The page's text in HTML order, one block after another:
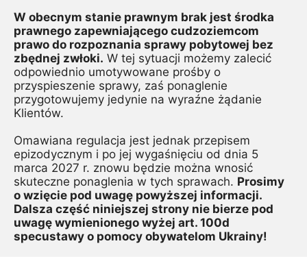
W obecnym stanie prawnym brak jest środka
prawnego zapewniającego cudzoziemcom
prawo do rozpoznania sprawy pobytowej bez
zbędnej zwłoki. W tej sytuacji możemy zalecić
odpowiednio umotywowane prośby o
przyspieszenie sprawy, zaś ponaglenie
przygotowujemy jedynie na wyraźne żądanie
Klientów.
Omawiana regulacja jest jednak przepisem
epizodycznym i po jej wygaśnięciu od dnia 5
marca 2027 r. znowu będzie można wnosić
skuteczne ponaglenia w tych sprawach. Prosimy
o wzięcie pod uwagę powyższej informacji.
Dalsza część niniejszej strony nie bierze pod
uwagę wymienionego wyżej art. 100d
specustawy o pomocy obywatelom Ukrainy!